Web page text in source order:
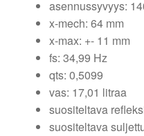
asennussyvyys:
x-mech: 64 mm
x-max: +- 11 mm
fs: 34,99 Hz
qts: 0,5099
vas: 17,01 litraa
suositeltava
suositeltava